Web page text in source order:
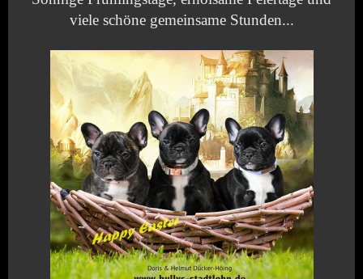
viele schöne gemeinsame Stunden...